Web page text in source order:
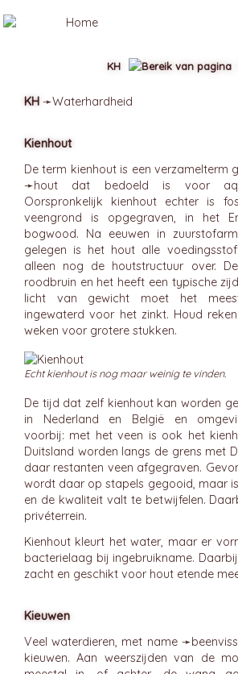
KH ➛Waterhardheid
Kienhout
De term kienhout is een verzamelterm
➛hout dat bedoeld is voor
Oorspronkelijk kienhout echter is
veengrond is opgegraven, in het
bogwood. Na eeuwen in
gelegen is het hout alle
alleen nog de houtstructuur over.
roodbruin en het heeft een typische
licht van gewicht moet het
ingewaterd voor het zinkt. Houd
weken voor grotere stukken.
Echt kienhout is nog maar weinig te vinden.
De tijd dat zelf kienhout kan worden
in Nederland en België en
voorbij: met het veen is ook het
Duitsland worden langs de grens met
daar restanten veen afgegraven.
wordt daar op stapels gegooid, maar
en de kwaliteit valt te betwijfelen.
privéterrein.
Kienhout kleurt het water, maar er
bacterielaag bij ingebruikname.
zacht en geschikt voor hout etende
Kieuwen
Veel waterdieren, met name ➛
kieuwen. Aan weerszijden van de
KH